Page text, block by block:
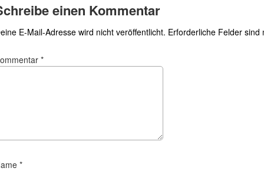
einen Kommentar
E-Mail-Adresse wird nicht veröffentlicht. Erforderliche Felder
*
*